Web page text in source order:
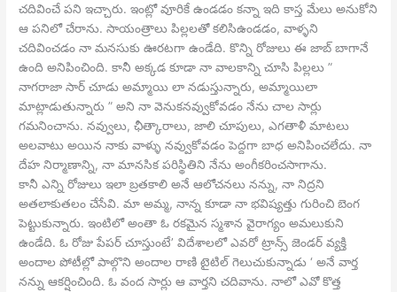
చదివించే పని ఇచ్చారు. ఇంట్లో వూరికే ఉండడం కన్నా ఇది కాస్త మేలు అనుకోని
ఆ పనిలో చేరాను. సాయంత్రాలు పిల్లలతో కలిసిఉండడం, వాళ్ళని
చదివించడం నా మనసుకు ఊరటగా ఉండేది. కొన్ని రోజులు ఈ జాబ్ బాగానే
ఉంది అనిపించింది. కానీ అక్కడ కూడా నా వాలకాన్ని చూసి పిల్లలు ”
నాగరాజా సార్ చూడు అమ్మాయి లా నడుస్తున్నారు, అమ్మాయిలా
మాట్లాడుతున్నారు ” అని నా వెనుకనవ్వుకోవడం నేను చాల సార్లు
గమనించాను. నవ్వులు, ఛీత్కారాలు, జాలి చూపులు, ఎగతాళీ మాటలు
అలవాటు అయిన నాకు వాళ్ళు నవ్వుకోవడం పెద్దగా బాధ అనిపించలేదు. నా
దేహ నిర్మాణాన్ని, నా మానసిక పరిస్థితిని నేను అంగీకరించసాగాను.
కానీ ఎన్ని రోజులు ఇలా బ్రతకాలి అనే ఆలోచనలు నన్ను, నా నిద్రని
అతలాకుతలం చేసేవి. మా అమ్మ, నాన్న కూడా నా భవిష్యత్తు గురించి బెంగ
పెట్టుకున్నారు. ఇంటిలో అంతా ఓ రకమైన స్మశాన వైరాగ్యం అమలుకుని
ఉండేది. ఓ రోజు పేపర్ చూస్తుంటే’ విదేశాలలో ఎవరో ట్రాన్స్ జెండర్ వ్యక్తి
అందాల పోటీల్లో పాల్గొని అందాల రాణి టైటిల్ గెలుచుకున్నాడు ‘ అనే వార్త
నన్ను ఆకర్షించింది. ఓ వంద సార్లు ఆ వార్తని చదివాను. నాలో ఎవో కొత్త